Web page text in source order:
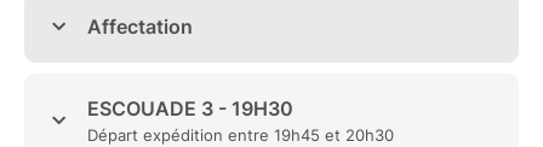
Événement interdit aux moins de 16 ans